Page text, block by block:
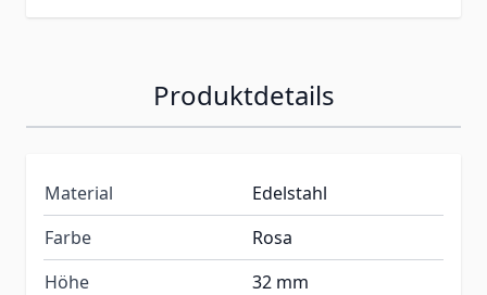
Produktdetails
Material
Edelstahl
Farbe
Rosa
Höhe
32 mm